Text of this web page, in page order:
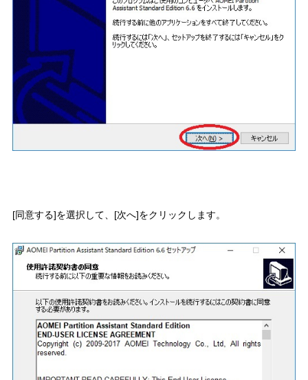
[同意する]を選択して、[次へ]をクリックします。